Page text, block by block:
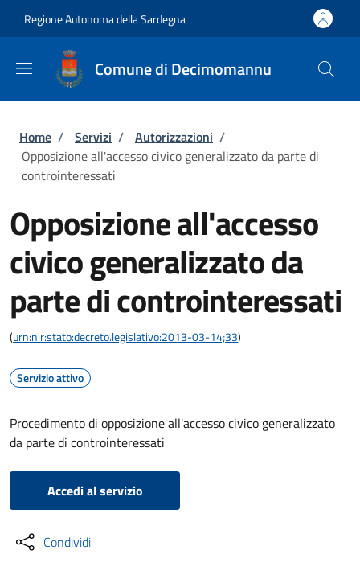
Regione Autonoma della Sardegna
Comune di Decimomannu
Briciole di pane
Home / Servizi / Autorizzazioni /
Opposizione all'accesso civico generalizzato da parte di
controinteressati
Opposizione all'accesso
civico generalizzato da
parte di controinteressati
(urn:nir:stato:decreto.legislativo:2013-03-14;33)
Servizio attivo
Procedimento di opposizione all'accesso civico generalizzato
da parte di controinteressati
Accedi al servizio
Condividi